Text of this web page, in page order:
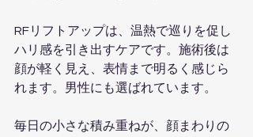
RFリフトアップは、温熱で巡りを促し
ハリ感を引き出すケアです。施術後は
顔が軽く見え、表情まで明るく感じら
れます。男性にも選ばれています。
毎日の小さな積み重ねが、顔まわりの